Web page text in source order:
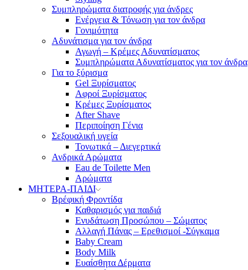
Συμπληρώματα διατροφής για άνδρες
Ενέργεια & Τόνωση για τον άνδρα
Γονιμότητα
Αδυνάτισμα για τον άνδρα
Αγωγή – Κρέμες Αδυνατίσματος
Συμπληρώματα Αδυνατίσματος για τον άνδρα
Για το ξύρισμα
Gel Ξυρίσματος
Αφροί Ξυρίσματος
Κρέμες Ξυρίσματος
After Shave
Περιποίηση Γένια
Σεξουαλική υγεία
Τονωτικά – Διεγερτικά
Ανδρικά Αρώματα
Eau de Toilette Men
Αρώματα
ΜΗΤΕΡΑ-ΠΑΙΔΙ
Βρέφική Φροντίδα
Καθαρισμός για παιδιά
Ενυδάτωση Προσώπου – Σώματος
Αλλαγή Πάνας – Ερεθισμοί -Σύγκαμα
Baby Cream
Body Milk
Ευαίσθητα Δέρματα